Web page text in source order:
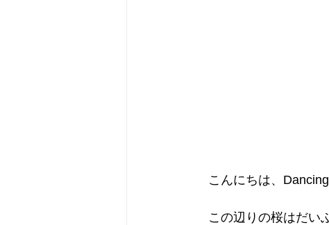
こんにちは、Dancing
この辺りの桜はだい